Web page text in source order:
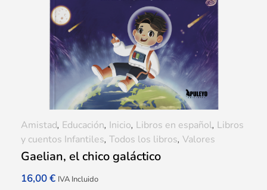
Gaelian, el chico galáctico
16,00€ IVA Incluido
Amistad, Educación, Inicio, Libros en español, Libros
y cuentos Infantiles, Todos los libros, Valores